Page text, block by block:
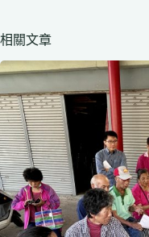
相關文章